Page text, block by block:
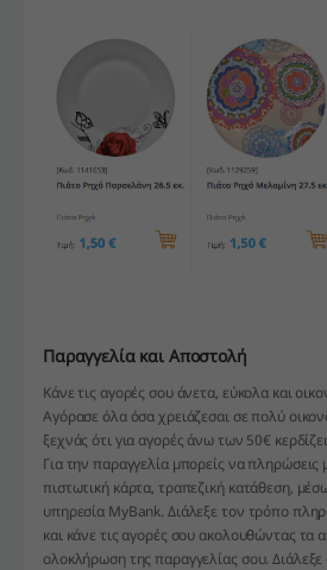
Παραγγελία και Αποστολή
Κάνε τις αγορές σου άνετα, εύκολα και
Αγόρασε όλα όσα χρειάζεσαι σε πολύ
ξεχνάς ότι για αγορές άνω των 50€
Για την παραγγελία μπορείς να πληρώσεις
πιστωτική κάρτα, τραπεζική κατάθεση,
υπηρεσία MyBank. Διάλεξε τον τρόπο
και κάνε τις αγορές σου ακολουθώντας τα
ολοκλήρωση της παραγγελίας σου. Διάλεξε